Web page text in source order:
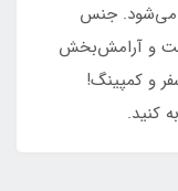
می‌شود. جنس
و آرامش‌بخش
و کمپینگ!
کنید.